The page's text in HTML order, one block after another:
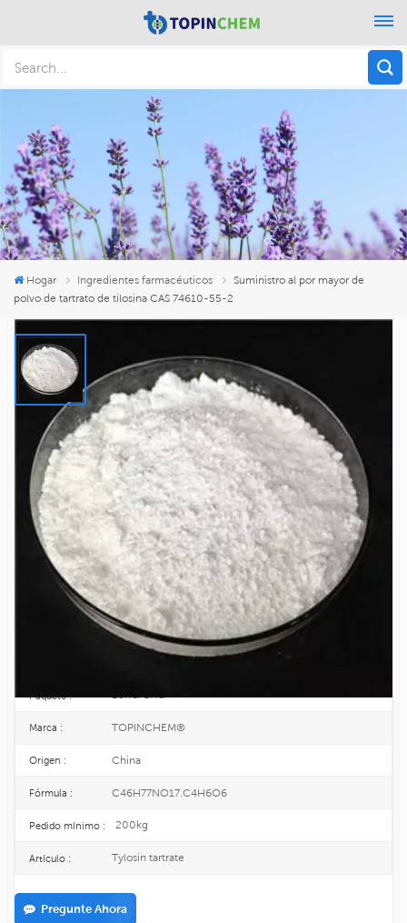
Hogar Ingredientes farmacéuticos
Suministro al por mayor de
polvo de tartrato de tilosina CAS 74610-55-2
Suministro Al Por Mayor De Polvo De
Tartrato De Tilosina CAS 74610-55-2
Tartrato de tilosina Es la sal tartrato de la tilosina, un antibiótico específico
para ganado y aves de corral. La tilosina es un compuesto ligeramente
alcalino extraído del caldo de fermentación de Streptomyces. Clínicamente,
la tilosina se formula comúnmente como sales de tartrato y fosfato. Se
presenta como un polvo blanco o ligeramente amarillento, poco soluble en
agua. Al combinarse con ácidos, forma sales hidrosolubles que permanecen
estables en soluciones ligeramente alcalinas y ligeramente ácidas.
74610-55-2
Paquete : 25KG/BAG
Marca : TOPINCHEM®
Origen : China
Fórmula : C46H77NO17.C4H6O6
Pedido mínimo : 200kg
Artículo : Tylosin tartrate
Pregunte Ahora